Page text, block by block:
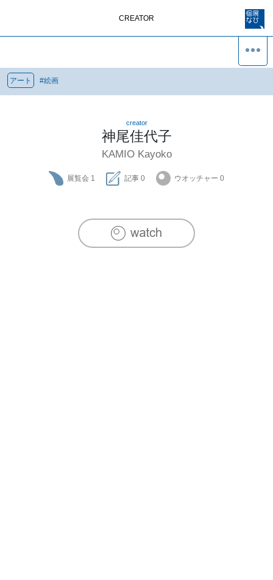
CREATOR
アート #絵画
creator
神尾佳代子
KAMIO Kayoko
展覧会 1 記事 0 ウオッチャー 0